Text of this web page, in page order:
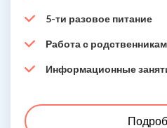
5-ти разовое питание
Работа с
Информационные